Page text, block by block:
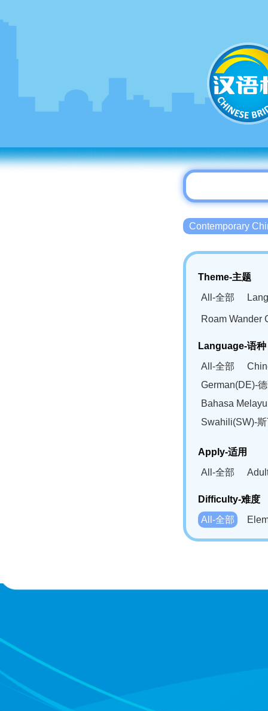
Contemporary
Theme-主题
All-全部
Roam Wander
Language-语种
All-全部
German(DE)-
Bahasa
Swahili(SW)-
Apply-适用
All-全部
Difficulty-难度
All-全部